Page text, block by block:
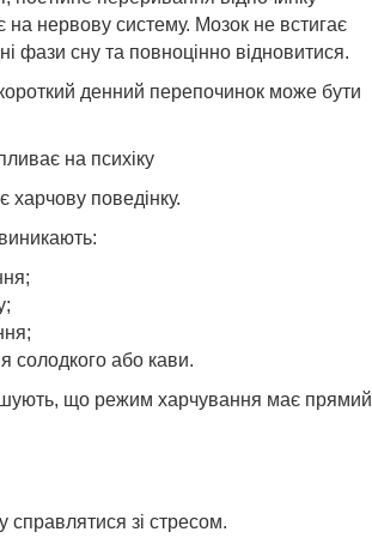
на нервову систему. Мозок не встигає
фази сну та повноцінно відновитися.
денний перепочинок може бути
на психіку
харчову поведінку.
солодкого або кави.
що режим харчування має прямий
справлятися зі стресом.